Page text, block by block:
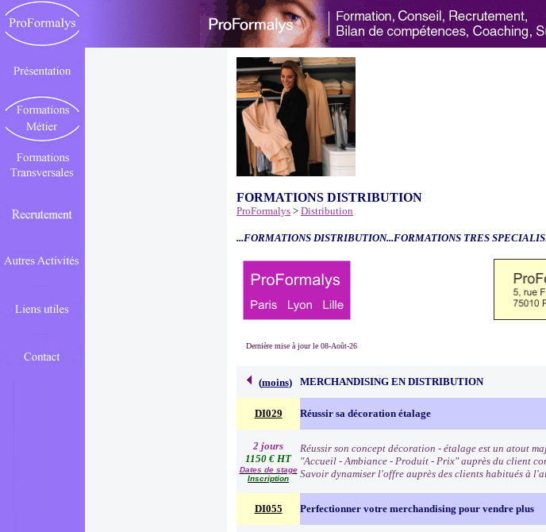
FORMATIONS DISTRIBUTION
ProFormalys > Distribution
...FORMATIONS DISTRIBUTION...FORMATIONS TRES
Dernière mise à jour le 08-Août-26
(moins) MERCHANDISING EN DISTRIBUTION
DI029 Réussir sa décoration étalage
2 jours
1150 € HT
Dates de stage
Inscription
Réussir son concept décoration - étalage est un atout
"Accueil - Ambiance - Produit - Prix" auprès du client
Savoir dynamiser l'offre auprès des clients habitués à
DI055 Perfectionner votre merchandising pour vendre plus